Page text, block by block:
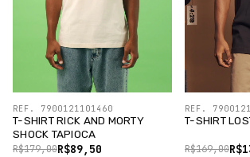
T-SHIRT RICK AND MORTY
SHOCK TAPIOCA
R$89,50
R$179,00
REF. 7900121101460
T-SHIRT
R$169,00
REF.